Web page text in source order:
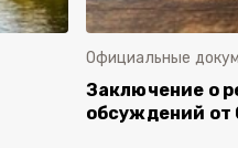
Официальные
Заключение о
обсуждений